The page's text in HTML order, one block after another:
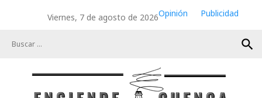
Viernes, 7 de agosto de 2026Opinión
Publicidad
search